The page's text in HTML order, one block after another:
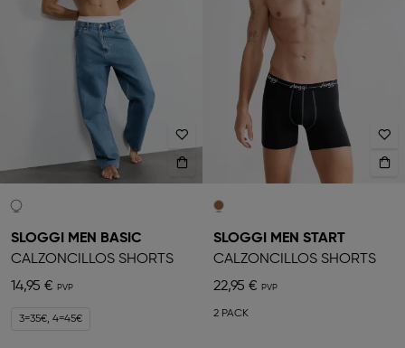
SLOGGI MEN BASIC
CALZONCILLOS SHORTS
14,95 €
3=35€, 4=45€
SLOGGI MEN START
CALZONCILLOS SHORTS
22,95 €
2 PACK